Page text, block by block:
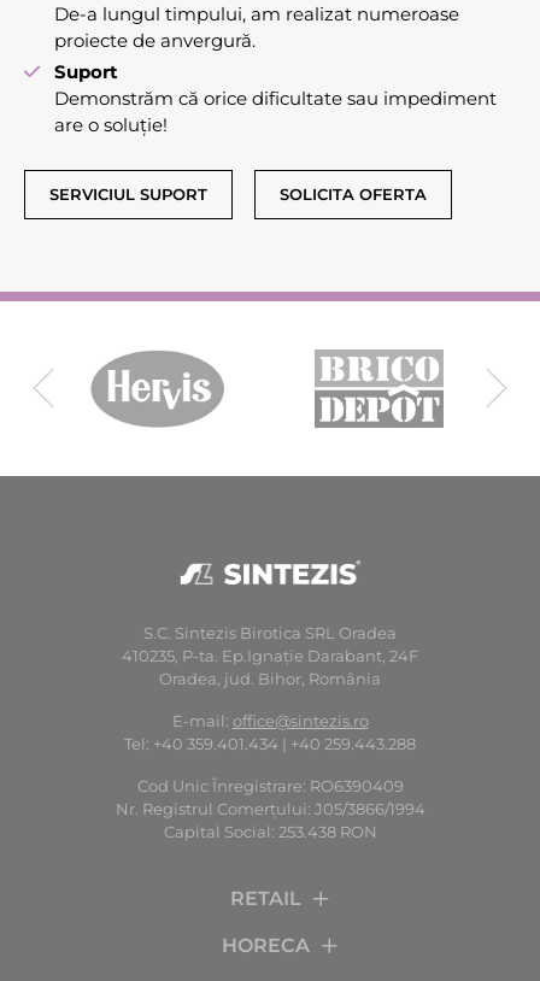
De-a lungul timpului, am realizat numeroase
proiecte de anvergură.
Suport
Demonstrăm că orice dificultate sau impediment
are o soluție!
SERVICIUL SUPORT SOLICITA OFERTA
S.C. Sintezis Birotica SRL Oradea
410235, P-ta. Ep.Ignaţie Darabant, 24F
Oradea, jud. Bihor, România
E-mail: office@sintezis.ro
Tel: +40 359.401.434 | +40 259.443.288
Cod Unic Înregistrare: RO6390409
Nr. Registrul Comerţului: J05/3866/1994
Capital Social: 253.438 RON
RETAIL
HORECA